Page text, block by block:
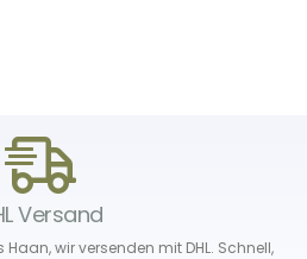
Versand
wir versenden mit DHL. Schnell,